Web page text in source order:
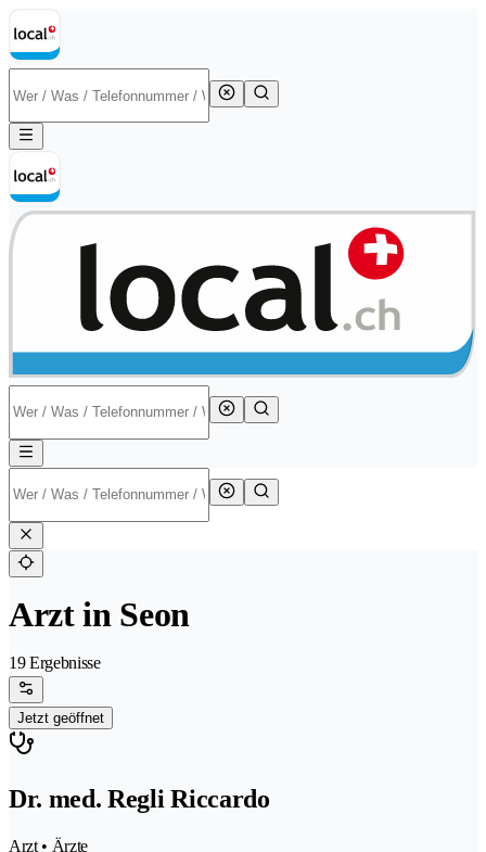
Arzt in Seon
19 Ergebnisse
Jetzt geöffnet
Dr. med. Regli Riccardo
Arzt • Ärzte